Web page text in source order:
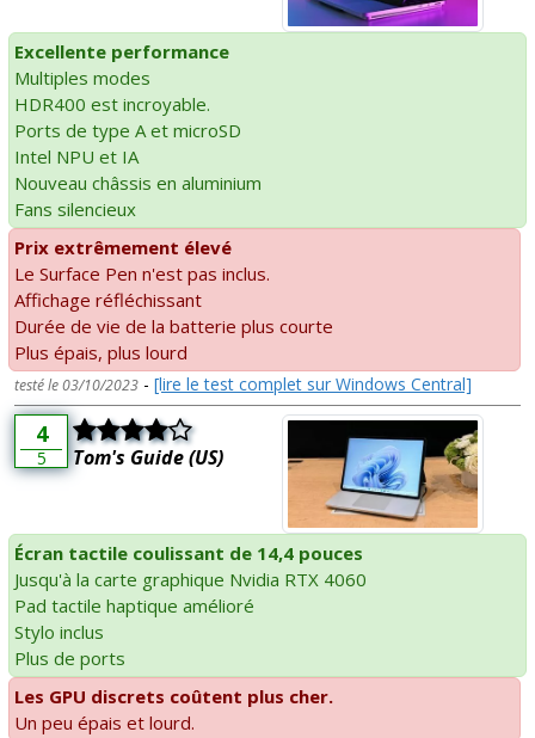
Excellente performance
Multiples modes
HDR400 est incroyable.
Ports de type A et microSD
Intel NPU et IA
Nouveau châssis en aluminium
Fans silencieux
Prix extrêmement élevé
Le Surface Pen n'est pas inclus.
Affichage réfléchissant
Durée de vie de la batterie plus courte
Plus épais, plus lourd
testé le 03/10/2023 - [lire le test complet sur Windows Central]
4
5 Tom's Guide (US)
Écran tactile coulissant de 14,4 pouces
Jusqu'à la carte graphique Nvidia RTX 4060
Pad tactile haptique amélioré
Stylo inclus
Plus de ports
Les GPU discrets coûtent plus cher.
Un peu épais et lourd.